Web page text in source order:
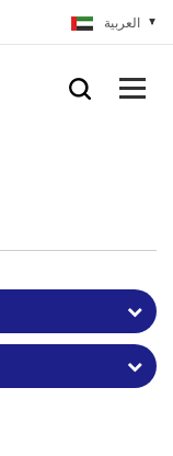
العربية